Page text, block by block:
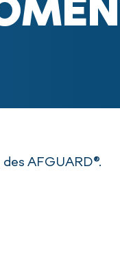
AFGUARD®.